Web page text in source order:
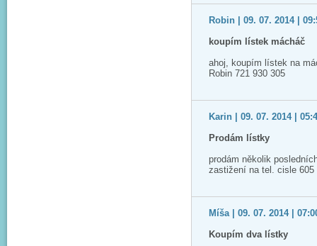
Robin | 09. 07. 2014 |
koupím lístek mácháč
ahoj, koupím lístek na
Robin 721 930 305
Karin | 09. 07. 2014 |
Prodám lístky
prodám několik
zastižení na tel. cisle 605
Míša | 09. 07. 2014 |
Koupím dva lístky